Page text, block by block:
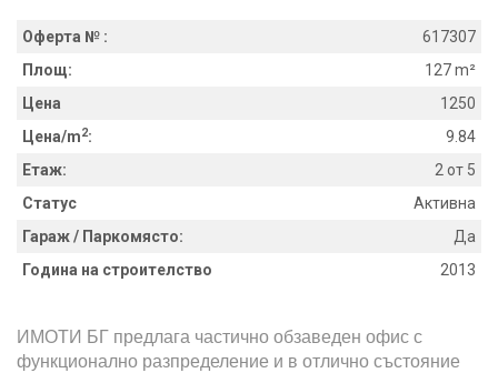
Оферта № :
617307
Площ:
127 m²
Цена
1250
Цена/m2:
9.84
Етаж:
2 от 5
Статус
Активна
Гараж / Паркомясто:
Да
Година на строителство
2013
ИМОТИ БГ предлага частично обзаведен офис с
функционално разпределение и в отлично състояние